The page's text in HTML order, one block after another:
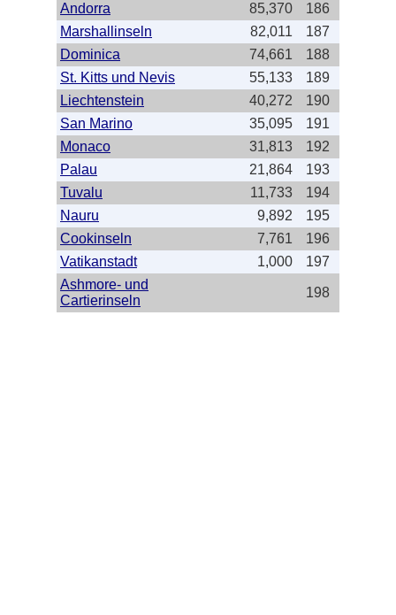
Andorra
85,370
186
Marshallinseln
82,011
187
Dominica
74,661
188
St. Kitts und Nevis
55,133
189
Liechtenstein
40,272
190
San Marino
35,095
191
Monaco
31,813
192
Palau
21,864
193
Tuvalu
11,733
194
Nauru
9,892
195
Cookinseln
7,761
196
Vatikanstadt
1,000
197
Ashmore- und
Cartierinseln
198